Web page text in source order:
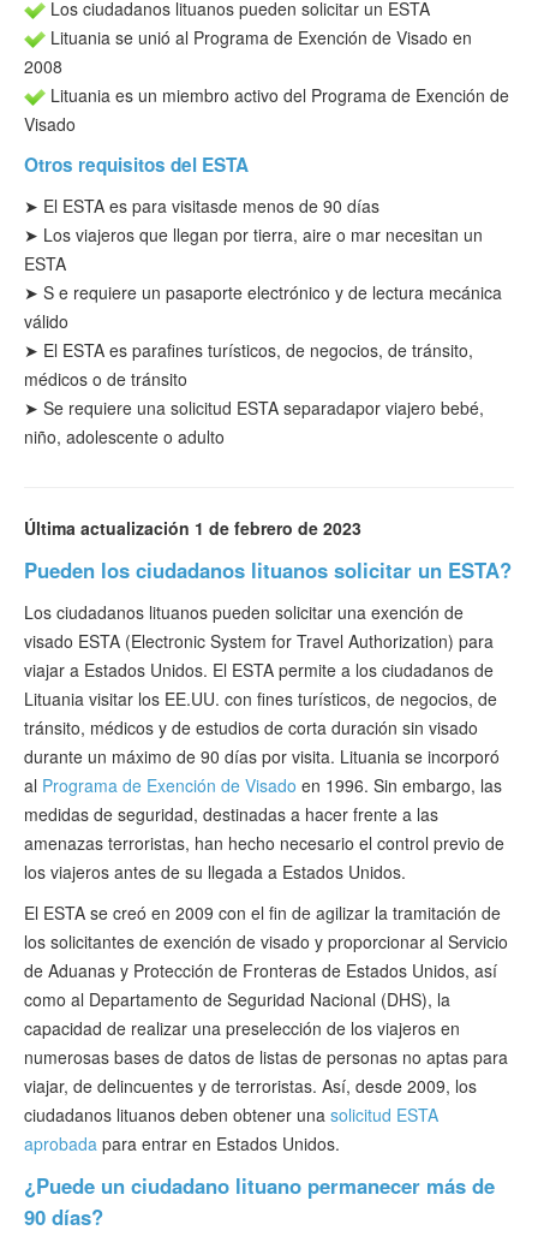
Los ciudadanos lituanos pueden solicitar un ESTA
Lituania se unió al Programa de Exención de Visado en
2008
Lituania es un miembro activo del Programa de Exención de
Visado
Otros requisitos del ESTA
➤ El ESTA es para visitasde menos de 90 días
➤ Los viajeros que llegan por tierra, aire o mar necesitan un
ESTA
➤ S e requiere un pasaporte electrónico y de lectura mecánica
válido
➤ El ESTA es parafines turísticos, de negocios, de tránsito,
médicos o de tránsito
➤ Se requiere una solicitud ESTA separadapor viajero bebé,
niño, adolescente o adulto
Última actualización 1 de febrero de 2023
Pueden los ciudadanos lituanos solicitar un ESTA?
Los ciudadanos lituanos pueden solicitar una exención de
visado ESTA (Electronic System for Travel Authorization) para
viajar a Estados Unidos. El ESTA permite a los ciudadanos de
Lituania visitar los EE.UU. con fines turísticos, de negocios, de
tránsito, médicos y de estudios de corta duración sin visado
durante un máximo de 90 días por visita. Lituania se incorporó
al Programa de Exención de Visado en 1996. Sin embargo, las
medidas de seguridad, destinadas a hacer frente a las
amenazas terroristas, han hecho necesario el control previo de
los viajeros antes de su llegada a Estados Unidos.
El ESTA se creó en 2009 con el fin de agilizar la tramitación de
los solicitantes de exención de visado y proporcionar al Servicio
de Aduanas y Protección de Fronteras de Estados Unidos, así
como al Departamento de Seguridad Nacional (DHS), la
capacidad de realizar una preselección de los viajeros en
numerosas bases de datos de listas de personas no aptas para
viajar, de delincuentes y de terroristas. Así, desde 2009, los
ciudadanos lituanos deben obtener una solicitud ESTA
aprobada para entrar en Estados Unidos.
¿Puede un ciudadano lituano permanecer más de
90 días?